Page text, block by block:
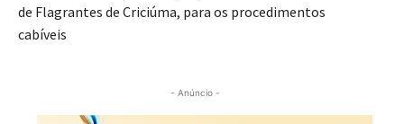
de Flagrantes de Criciúma, para os procedimentos
cabíveis
- Anúncio -